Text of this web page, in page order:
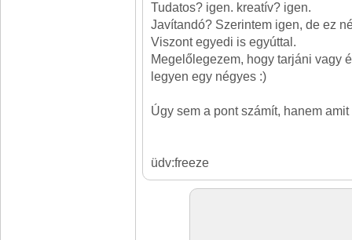
Tudatos? igen. kreatív? igen.
Javítandó? Szerintem igen, de ez
Viszont egyedi is egyúttal.
Megelőlegezem, hogy tarjáni vagy
legyen egy négyes :)
Úgy sem a pont számít, hanem
üdv:freeze